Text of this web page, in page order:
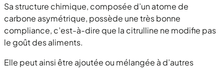
Sa structure chimique, composée d’un atome de
carbone asymétrique, possède une très bonne
compliance, c’est-à-dire que la citrulline ne modifie pas
le goût des aliments.
Elle peut ainsi être ajoutée ou mélangée à d’autres